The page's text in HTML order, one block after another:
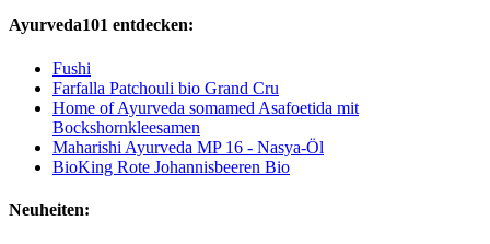
Ayurveda101 entdecken:
Fushi
Farfalla Patchouli bio Grand Cru
Home of Ayurveda somamed Asafoetida mit
Bockshornkleesamen
Maharishi Ayurveda MP 16 - Nasya-Öl
BioKing Rote Johannisbeeren Bio
Neuheiten: